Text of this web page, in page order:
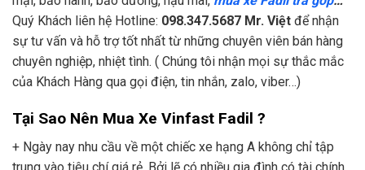
Quý Khách liên hệ Hotline: 098.347.5687 Mr. Việt để nhận
sự tư vấn và hỗ trợ tốt nhất từ những chuyên viên bán hàng
chuyên nghiệp, nhiệt tình. ( Chúng tôi nhận mọi sự thắc mắc
của Khách Hàng qua gọi điện, tin nhắn, zalo, viber…)
Tại Sao Nên Mua Xe Vinfast Fadil ?
+ Ngày nay nhu cầu về một chiếc xe hạng A không chỉ tập